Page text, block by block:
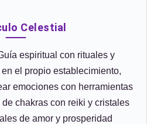
Celestial
espiritual con rituales y
el propio establecimiento,
emociones con herramientas
chakras con reiki y cristales
de amor y prosperidad